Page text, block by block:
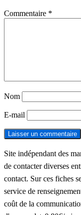
Commentaire *
Nom
E-mail
Site indépendant des
de contacter diverses
contact. Sur ces fiches
service de
coût de la